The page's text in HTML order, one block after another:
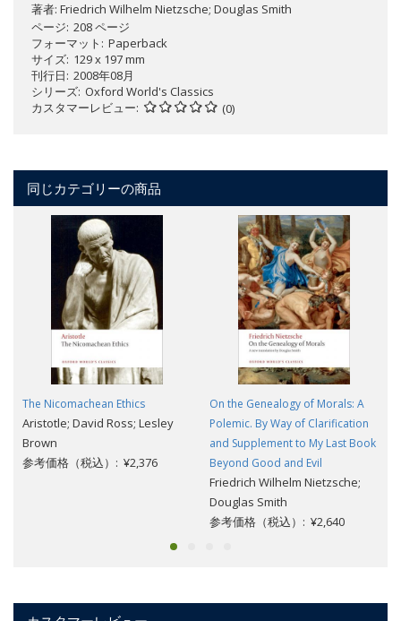
著者: Friedrich Wilhelm Nietzsche; Douglas Smith
ページ 208 ページ
フォーマット
Paperback
サイズ 129 x 197 mm
刊行日 2008年08月
シリーズ Oxford World's Classics
カスタマーレビュー
(0)
同じカテゴリーの商品
The Nicomachean Ethics
Aristotle; David Ross; Lesley
Brown
参考価格（税込）: ¥2,376
On the Genealogy of Morals: A
Polemic. By Way of Clarification
and Supplement to My Last Book
Beyond Good and Evil
Friedrich Wilhelm Nietzsche;
Douglas Smith
参考価格（税込）: ¥2,640